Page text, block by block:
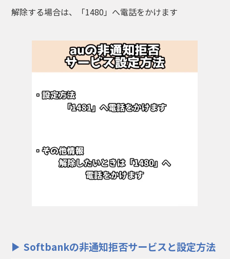
解除する場合は、「1480」へ電話をかけます
Softbankの非通知拒否サービスと設定方法